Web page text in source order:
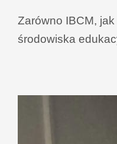
Zarówno IBCM,
środowiska